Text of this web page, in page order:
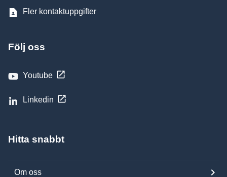
Fler kontaktuppgifter
Följ oss
Youtube
Linkedin
Hitta snabbt
Om oss